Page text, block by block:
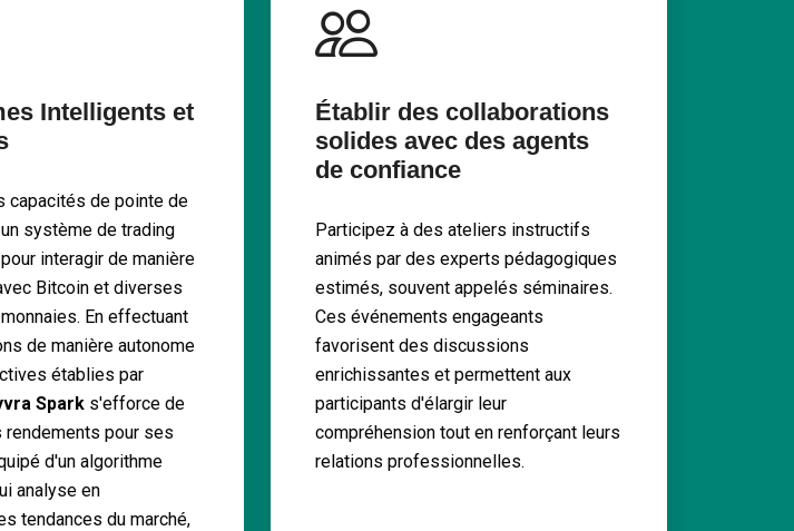
Intelligents et
capacités de pointe de
système de trading
interagir de manière
Bitcoin et diverses
En effectuant
de manière autonome
établies par
Spark s'efforce de
pour ses
d'un algorithme
analyse en
tendances du marché,
Établir des collaborations
solides avec des agents
de confiance
Participez à des ateliers instructifs
animés par des experts pédagogiques
estimés, souvent appelés séminaires.
Ces événements engageants
favorisent des discussions
enrichissantes et permettent aux
participants d'élargir leur
compréhension tout en renforçant leurs
relations professionnelles.